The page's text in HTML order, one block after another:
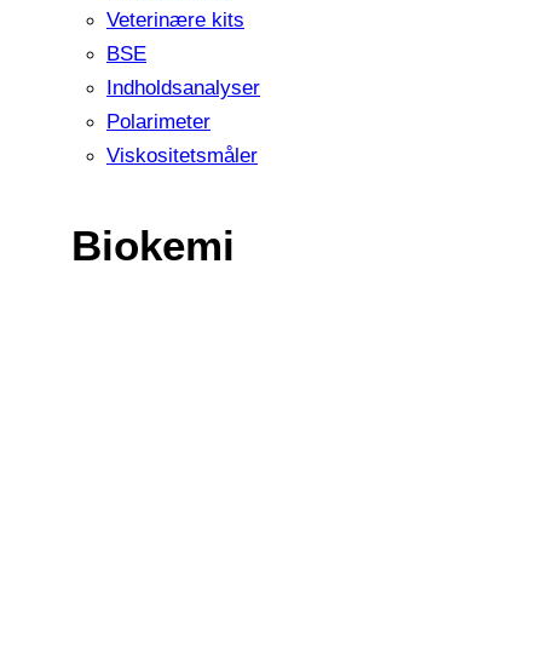
Veterinære kits
BSE
Indholdsanalyser
Polarimeter
Viskositetsmåler
Biokemi